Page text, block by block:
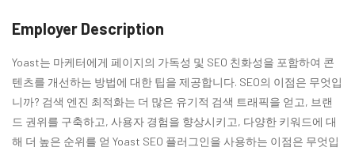
Employer Description
Yoast는 마케터에게 페이지의 가독성 및 SEO 친화성을 포함하여 콘
텐츠를 개선하는 방법에 대한 팁을 제공합니다. SEO의 이점은 무엇입
니까? 검색 엔진 최적화는 더 많은 유기적 검색 트래픽을 얻고, 브랜
드 권위를 구축하고, 사용자 경험을 향상시키고, 다양한 키워드에 대
해 더 높은 순위를 얻 Yoast SEO 플러그인을 사용하는 이점은 무엇입